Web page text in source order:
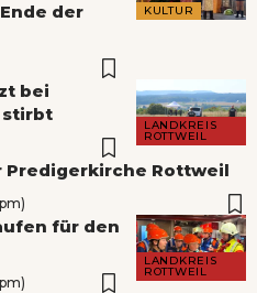
KULTUR
der
LANDKREIS
ROTTWEIL
bei
stirbt
Predigerkirche Rottweil
LANDKREIS
ROTTWEIL
für den